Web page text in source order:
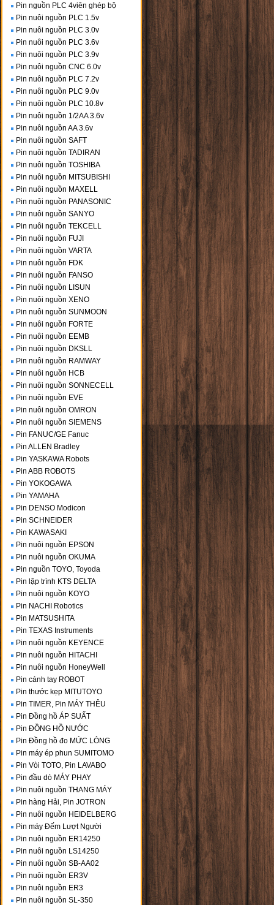
Pin nguồn PLC 4viên ghép bộ
Pin nuôi nguồn PLC 1.5v
Pin nuôi nguồn PLC 3.0v
Pin nuôi nguồn PLC 3.6v
Pin nuôi nguồn PLC 3.9v
Pin nuôi nguồn CNC 6.0v
Pin nuôi nguồn PLC 7.2v
Pin nuôi nguồn PLC 9.0v
Pin nuôi nguồn PLC 10.8v
Pin nuôi nguồn 1/2AA 3.6v
Pin nuôi nguồn AA 3.6v
Pin nuôi nguồn SAFT
Pin nuôi nguồn TADIRAN
Pin nuôi nguồn TOSHIBA
Pin nuôi nguồn MITSUBISHI
Pin nuôi nguồn MAXELL
Pin nuôi nguồn PANASONIC
Pin nuôi nguồn SANYO
Pin nuôi nguồn TEKCELL
Pin nuôi nguồn FUJI
Pin nuôi nguồn VARTA
Pin nuôi nguồn FDK
Pin nuôi nguồn FANSO
Pin nuôi nguồn LISUN
Pin nuôi nguồn XENO
Pin nuôi nguồn SUNMOON
Pin nuôi nguồn FORTE
Pin nuôi nguồn EEMB
Pin nuôi nguồn DKSLL
Pin nuôi nguồn RAMWAY
Pin nuôi nguồn HCB
Pin nuôi nguồn SONNECELL
Pin nuôi nguồn EVE
Pin nuôi nguồn OMRON
Pin nuôi nguồn SIEMENS
Pin FANUC/GE Fanuc
Pin ALLEN Bradley
Pin YASKAWA Robots
Pin ABB ROBOTS
Pin YOKOGAWA
Pin YAMAHA
Pin DENSO Modicon
Pin SCHNEIDER
Pin KAWASAKI
Pin nuôi nguồn EPSON
Pin nuôi nguồn OKUMA
Pin nguồn TOYO, Toyoda
Pin lập trình KTS DELTA
Pin nuôi nguồn KOYO
Pin NACHI Robotics
Pin MATSUSHITA
Pin TEXAS Instruments
Pin nuôi nguồn KEYENCE
Pin nuôi nguồn HITACHI
Pin nuôi nguồn HoneyWell
Pin cánh tay ROBOT
Pin thước kẹp MITUTOYO
Pin TIMER, Pin MÁY THÊU
Pin Đồng hồ ÁP SUẤT
Pin ĐỒNG HỒ NƯỚC
Pin Đồng hồ đo MỨC LỎNG
Pin máy ép phun SUMITOMO
Pin Vòi TOTO, Pin LAVABO
Pin đầu dò MÁY PHAY
Pin nuôi nguồn THANG MÁY
Pin hàng Hải, Pin JOTRON
Pin nuôi nguồn HEIDELBERG
Pin máy Đếm Lượt Người
Pin nuôi nguồn ER14250
Pin nuôi nguồn LS14250
Pin nuôi nguồn SB-AA02
Pin nuôi nguồn ER3V
Pin nuôi nguồn ER3
Pin nuôi nguồn SL-350